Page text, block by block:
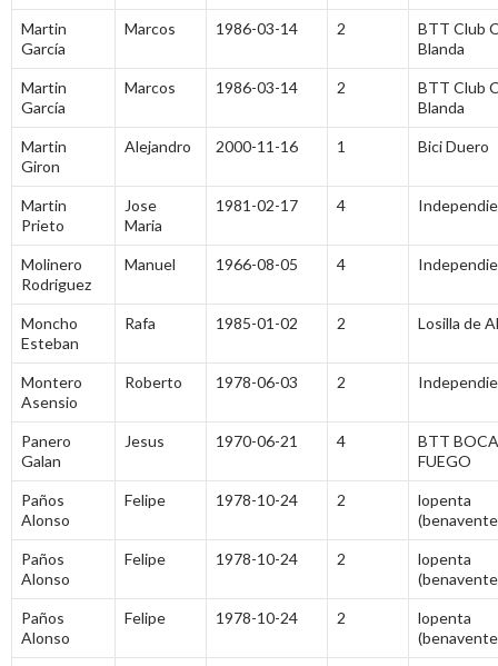
Martin
García
Marcos 1986-03-14 2
BTT Club
Blanda
Martin
García
Marcos 1986-03-14 2
BTT Club
Blanda
Martin
Giron
Alejandro 2000-11-16 1 Bici Duero
Martin
Prieto
Jose
Maria
1981-02-17 4
Molinero
Rodriguez
Manuel 1966-08-05 4
Moncho
Esteban
Rafa 1985-01-02 2 Losilla de
Montero
Asensio
Roberto 1978-06-03 2
Panero
Galan
Jesus 1970-06-21 4
BTT
FUEGO
Paños
Alonso
Felipe 1978-10-24 2
lopenta
Paños
Alonso
Felipe 1978-10-24 2
lopenta
Paños
Alonso
Felipe 1978-10-24 2
lopenta